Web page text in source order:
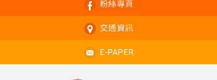
粉絲專頁
交通資訊
E-PAPER